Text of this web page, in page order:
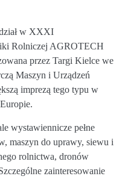
w XXXI
Rolniczej AGROTECH
przez Targi Kielce we
Maszyn i Urządzeń
imprezą tego typu w
wystawiennicze pełne
maszyn do uprawy, siewu i
rolnictwa, dronów
zainteresowanie